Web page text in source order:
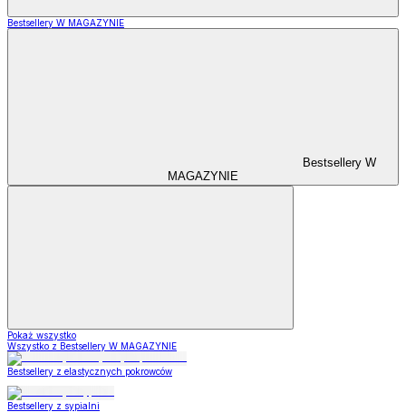
Bestsellery W MAGAZYNIE
Bestsellery W
MAGAZYNIE
Pokaż wszystko
Wszystko z Bestsellery W MAGAZYNIE
Bestsellery z elastycznych pokrowców
Bestsellery z sypialni